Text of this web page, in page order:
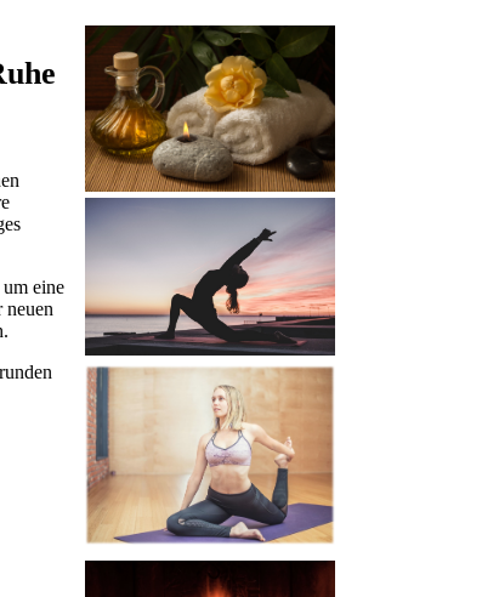
eine
neuen